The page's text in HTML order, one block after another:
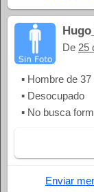
De 25
▪ Hombre de
▪ Desocupado
▪ No busca
Enviar